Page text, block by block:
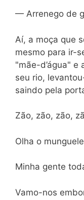
— Arrenego de
Aí, a moça que
mesmo para ir-
"mãe-d’água" e
seu rio,
saindo pela
Zão, zão, zão,
Olha o
Minha gente
Vamo-nos